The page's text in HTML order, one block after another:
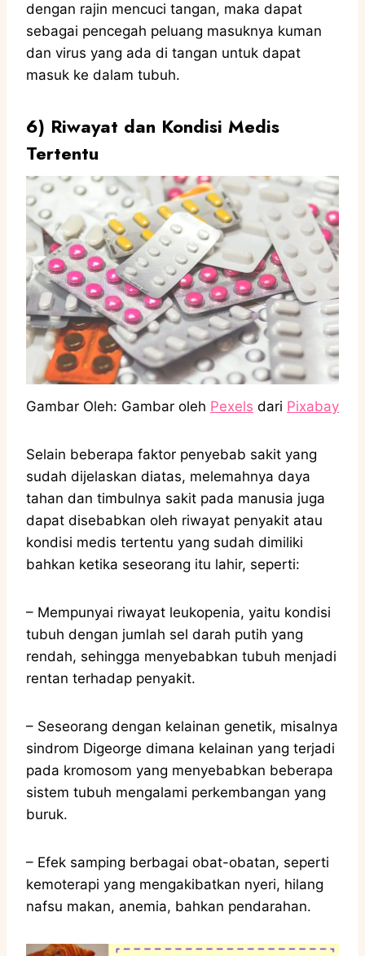
dengan rajin mencuci tangan, maka dapat
sebagai pencegah peluang masuknya kuman
dan virus yang ada di tangan untuk dapat
masuk ke dalam tubuh.
6) Riwayat dan Kondisi Medis
Tertentu
Gambar Oleh: Gambar oleh Pexels dari Pixabay
Selain beberapa faktor penyebab sakit yang
sudah dijelaskan diatas, melemahnya daya
tahan dan timbulnya sakit pada manusia juga
dapat disebabkan oleh riwayat penyakit atau
kondisi medis tertentu yang sudah dimiliki
bahkan ketika seseorang itu lahir, seperti:
– Mempunyai riwayat leukopenia, yaitu kondisi
tubuh dengan jumlah sel darah putih yang
rendah, sehingga menyebabkan tubuh menjadi
rentan terhadap penyakit.
– Seseorang dengan kelainan genetik, misalnya
sindrom Digeorge dimana kelainan yang terjadi
pada kromosom yang menyebabkan beberapa
sistem tubuh mengalami perkembangan yang
buruk.
– Efek samping berbagai obat-obatan, seperti
kemoterapi yang mengakibatkan nyeri, hilang
nafsu makan, anemia, bahkan pendarahan.